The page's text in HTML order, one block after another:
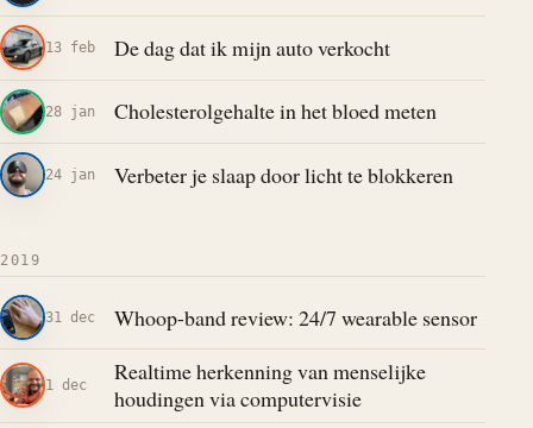
13 feb De dag dat ik mijn auto verkocht
28 jan Cholesterolgehalte in het bloed meten
24 jan Verbeter je slaap door licht te blokkeren
2019
31 dec Whoop-band review: 24/7 wearable sensor
1 dec
Realtime herkenning van menselijke
houdingen via computervisie